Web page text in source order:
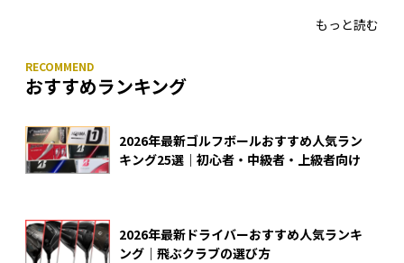
もっと読む
おすすめランキング
2026年最新ゴルフボールおすすめ人気ラン
キング25選｜初心者・中級者・上級者向け
2026年最新ドライバーおすすめ人気ランキ
ング｜飛ぶクラブの選び方